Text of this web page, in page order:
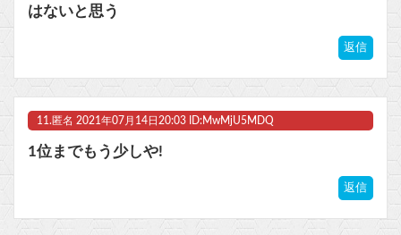
はないと思う
返信
11. 匿名 2021年07月14日20:03 ID:MwMjU5MDQ
1位までもう少しや!
返信